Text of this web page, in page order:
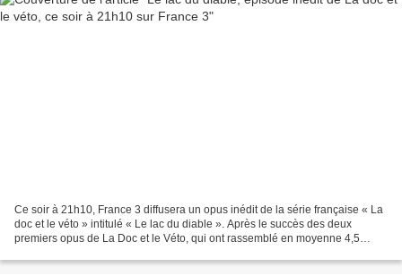
Ce soir à 21h10, France 3 diffusera un opus inédit de la série française « La
doc et le véto » intitulé « Le lac du diable ». Après le succès des deux
premiers opus de La Doc et le Véto, qui ont rassemblé en moyenne 4,5